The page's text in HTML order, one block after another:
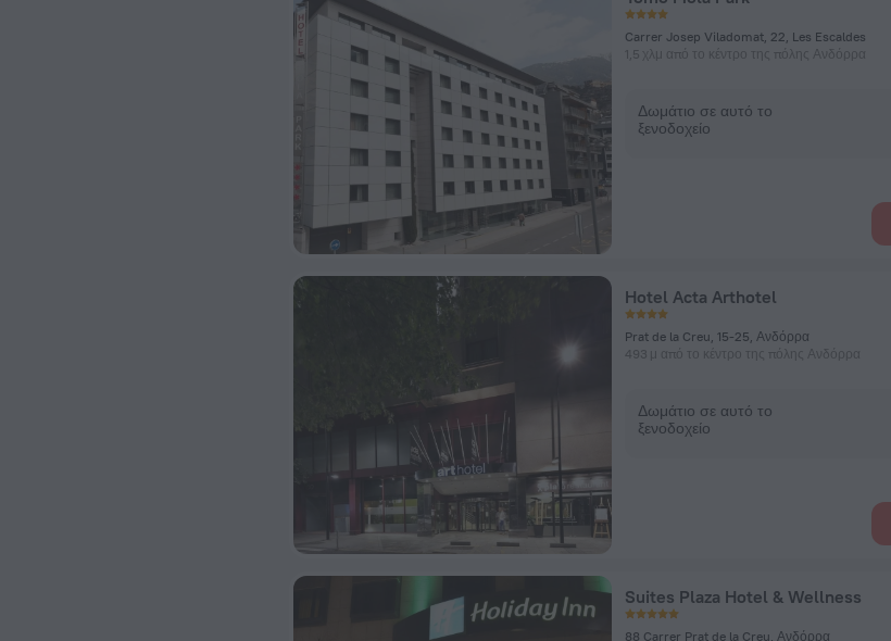
Carrer Josep Viladomat, 22, Les Escaldes
1,5 χλμ από το κέντρο της πόλης Ανδόρρα
Δωμάτιο σε αυτό το
ξενοδοχείο
Hotel Acta Arthotel
Prat de la Creu, 15-25, Ανδόρρα
493 μ από το κέντρο της πόλης Ανδόρρα
Δωμάτιο σε αυτό το
ξενοδοχείο
Suites Plaza Hotel & Wellness
88 Carrer Prat de la Creu, Ανδόρρα